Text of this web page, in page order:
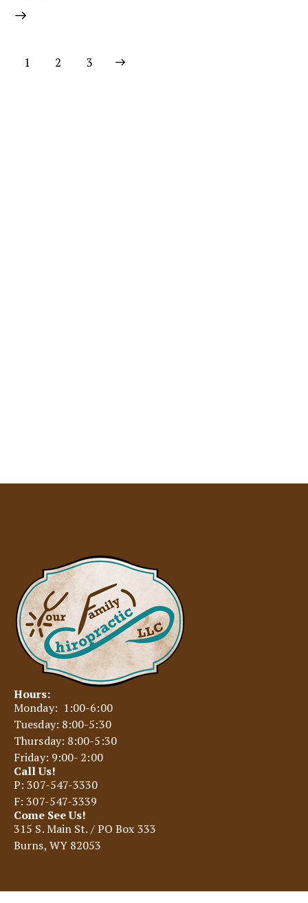
1 2 3
Hours:
Monday: 1:00-6:00
Tuesday: 8:00-5:30
Thursday: 8:00-5:30
Friday: 9:00- 2:00
Call Us!
P: 307-547-3330
F: 307-547-3339
Come See Us!
315 S. Main St. / PO Box 333
Burns, WY 82053